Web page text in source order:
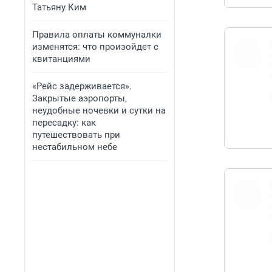
Татьяну Ким
Правила оплаты коммуналки
изменятся: что произойдет с
квитанциями
«Рейс задерживается».
Закрытые аэропорты,
неудобные ночевки и сутки на
пересадку: как
путешествовать при
нестабильном небе